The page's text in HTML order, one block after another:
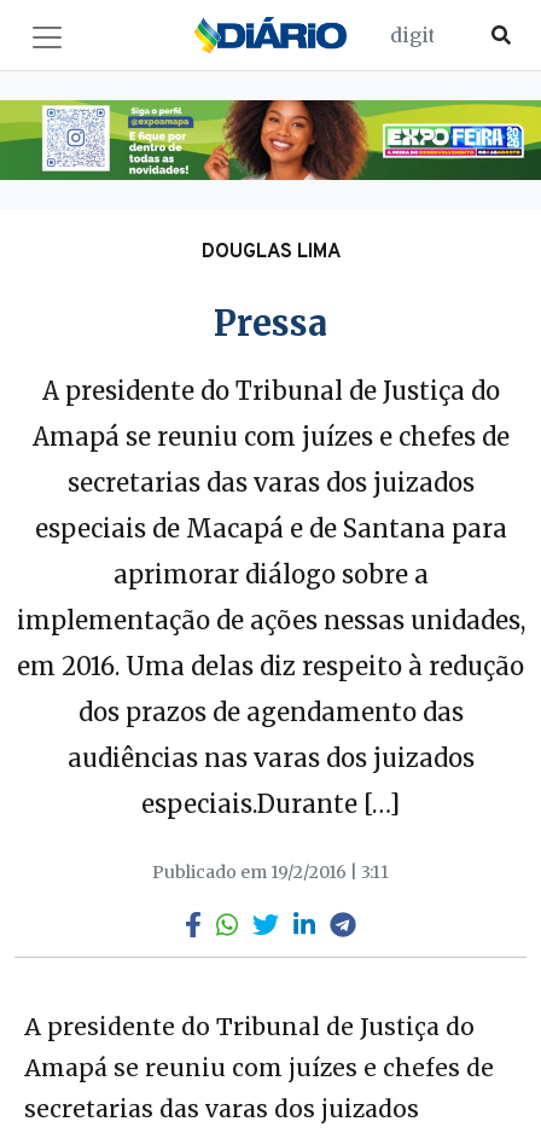
DOUGLAS LIMA
Pressa
A presidente do Tribunal de Justiça do
Amapá se reuniu com juízes e chefes de
secretarias das varas dos juizados
especiais de Macapá e de Santana para
aprimorar diálogo sobre a
implementação de ações nessas unidades,
em 2016. Uma delas diz respeito à redução
dos prazos de agendamento das
audiências nas varas dos juizados
especiais.Durante […]
Publicado em 19/2/2016 | 3:11
A presidente do Tribunal de Justiça do
Amapá se reuniu com juízes e chefes de
secretarias das varas dos juizados